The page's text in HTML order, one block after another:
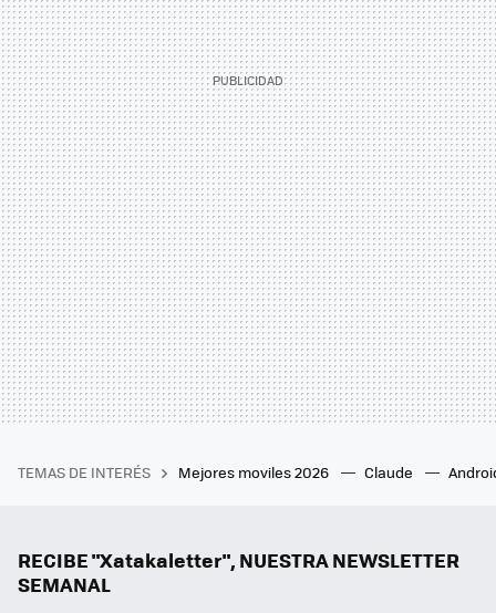
TEMAS DE INTERÉS Mejores moviles 2026 Claude
RECIBE "Xatakaletter", NUESTRA NEWSLETTER
SEMANAL